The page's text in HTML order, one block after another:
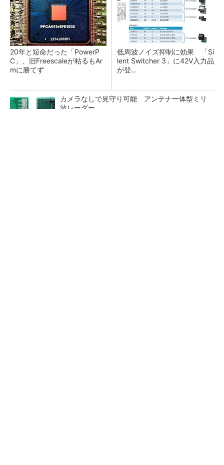
20年と短命だった「PowerP
C」、旧Freescaleが粘るもAr
mに勝てず
低周波ノイズ抑制に効果 「Si
lent Switcher 3」に42V入力品
が登...
カメラなしで見守り可能 アンテナ一体型ミリ
波レーダー